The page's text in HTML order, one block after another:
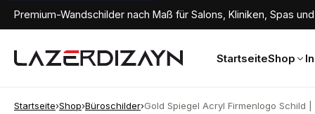
Premium-Wandschilder nach Maß für Salons, Kliniken, Spas
StartseiteShop
Startseite›Shop›Büroschilder›Gold Spiegel Acryl Firmenlogo Schild |